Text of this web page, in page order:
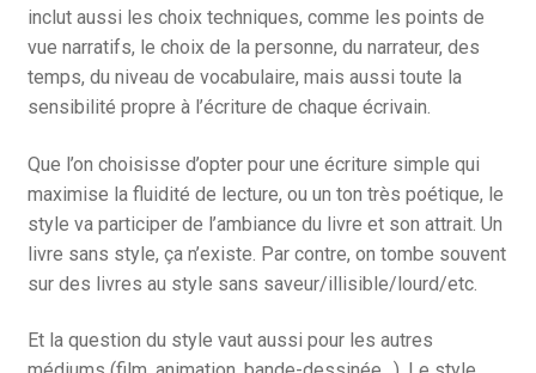
inclut aussi les choix techniques, comme les points de
vue narratifs, le choix de la personne, du narrateur, des
temps, du niveau de vocabulaire, mais aussi toute la
sensibilité propre à l’écriture de chaque écrivain.
Que l’on choisisse d’opter pour une écriture simple qui
maximise la fluidité de lecture, ou un ton très poétique, le
style va participer de l’ambiance du livre et son attrait. Un
livre sans style, ça n’existe. Par contre, on tombe souvent
sur des livres au style sans saveur/illisible/lourd/etc.
Et la question du style vaut aussi pour les autres